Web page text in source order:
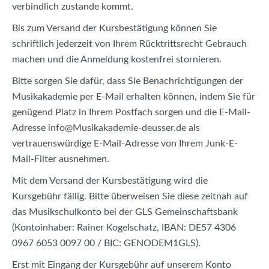
verbindlich zustande kommt.
Bis zum Versand der Kursbestätigung können Sie
schriftlich jederzeit von Ihrem Rücktrittsrecht Gebrauch
machen und die Anmeldung kostenfrei stornieren.
Bitte sorgen Sie dafür, dass Sie Benachrichtigungen der
Musikakademie per E-Mail erhalten können, indem Sie für
genügend Platz in Ihrem Postfach sorgen und die E-Mail-
Adresse info@Musikakademie-deusser.de als
vertrauenswürdige E-Mail-Adresse von Ihrem Junk-E-
Mail-Filter ausnehmen.
Mit dem Versand der Kursbestätigung wird die
Kursgebühr fällig. Bitte überweisen Sie diese zeitnah auf
das Musikschulkonto bei der GLS Gemeinschaftsbank
(Kontoinhaber: Rainer Kogelschatz, IBAN: DE57 4306
0967 6053 0097 00 / BIC: GENODEM1GLS).
Erst mit Eingang der Kursgebühr auf unserem Konto